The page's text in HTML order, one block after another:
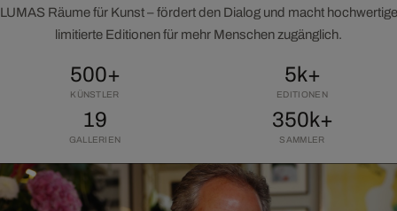
LUMAS Räume für Kunst – fördert den Dialog und macht hochwertige
limitierte Editionen für mehr Menschen zugänglich.
500+
KÜNSTLER
5k+
EDITIONEN
19
GALLERIEN
350k+
SAMMLER